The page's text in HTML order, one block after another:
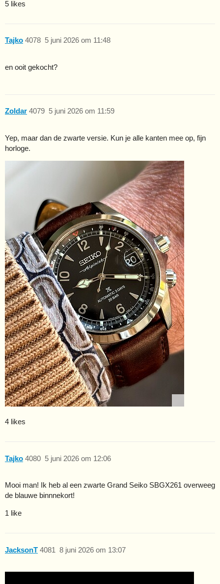
5 likes
Tajko 5 juni 2026 om 11:48
4078
en ooit gekocht?
Zoldar 5 juni 2026 om 11:59
4079
Yep, maar dan de zwarte versie. Kun je alle kanten mee op, fijn
horloge.
4 likes
Tajko 5 juni 2026 om 12:06
4080
Mooi man! Ik heb al een zwarte Grand Seiko SBGX261 overweeg
de blauwe binnnekort!
1 like
JacksonT 8 juni 2026 om 13:07
4081